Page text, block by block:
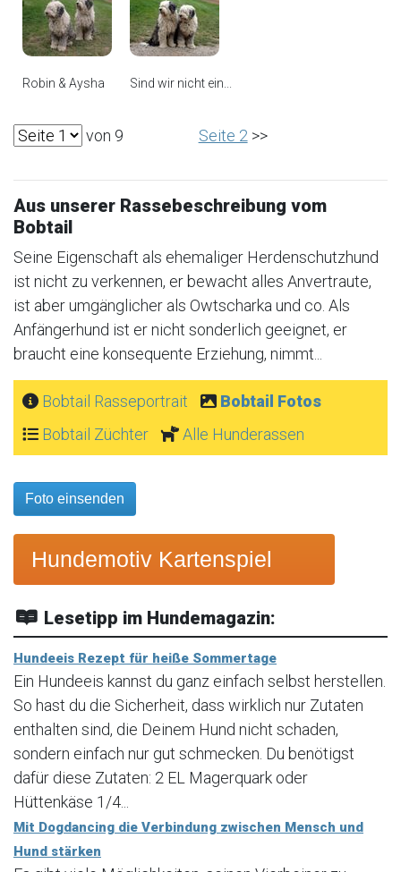
Robin & Aysha Sind wir nicht ein...
von 9 Seite 2 >>
Aus unserer Rassebeschreibung vom
Bobtail
Seine Eigenschaft als ehemaliger Herdenschutzhund
ist nicht zu verkennen, er bewacht alles Anvertraute,
ist aber umgänglicher als Owtscharka und co. Als
Anfängerhund ist er nicht sonderlich geeignet, er
braucht eine konsequente Erziehung, nimmt...
Bobtail Rasseportrait
Bobtail Fotos
Bobtail Züchter
Alle Hunderassen
Foto einsenden
Hundemotiv Kartenspiel
Lesetipp im Hundemagazin:
Hundeeis Rezept für heiße Sommertage
Ein Hundeeis kannst du ganz einfach selbst herstellen.
So hast du die Sicherheit, dass wirklich nur Zutaten
enthalten sind, die Deinem Hund nicht schaden,
sondern einfach nur gut schmecken. Du benötigst
dafür diese Zutaten: 2 EL Magerquark oder
Hüttenkäse 1/4...
Mit Dogdancing die Verbindung zwischen Mensch und
Hund stärken